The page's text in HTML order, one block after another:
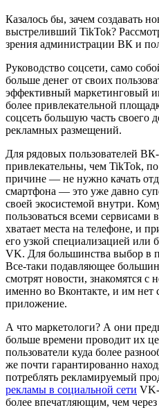
Казалось бы, зачем создавать
выстреливший TikTok?
зрения администрации ВК и
Руководство соцсети, само
больше денег от своих
эффективный маркетинговый
более привлекательной
соцсеть большую часть своего
рекламных размещений.
Для рядовых пользователей
привлекательны, чем TikTok,
причине — не нужно качать
смартфона — это уже давно
своей экосистемой внутри.
пользоваться всеми сервисами
хватает места на телефоне, и
его узкой специализацией
VK. Для большинства выбор в
Все-таки подавляющее
смотрят новости, знакомятся
именно во Вконтакте, и им нет
приложение.
А что маркетологи? А они
больше времени проводит их
пользователи куда более
же почти гарантированно
потреблять рекламируемый
рекламы в социальной сети VK-
более впечатляющим, чем